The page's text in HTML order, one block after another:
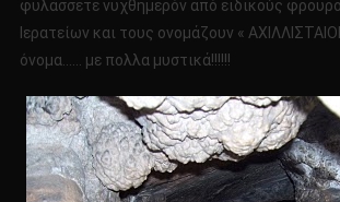
φυλάσσετε νυχθημερόν από ειδικούς
Ιερατείων και τους ονομάζουν «
όνομα…… με πολλα μυστικά!!!!!!